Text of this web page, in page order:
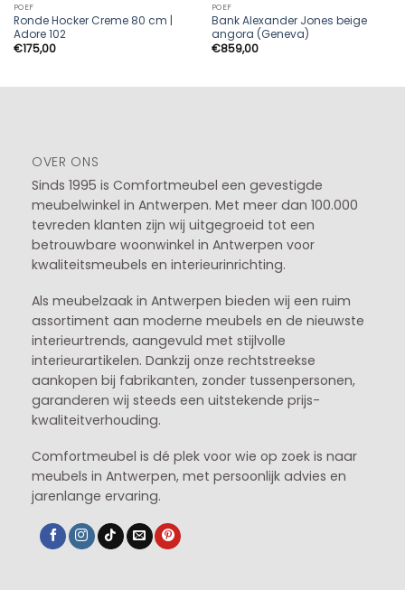
POEF
Ronde Hocker Creme 80 cm |
Adore 102
€175,00
POEF
Bank Alexander Jones beige
angora (Geneva)
€859,00
OVER ONS
Sinds 1995 is Comfortmeubel een gevestigde
meubelwinkel in Antwerpen. Met meer dan 100.000
tevreden klanten zijn wij uitgegroeid tot een
betrouwbare woonwinkel in Antwerpen voor
kwaliteitsmeubels en interieurinrichting.
Als meubelzaak in Antwerpen bieden wij een ruim
assortiment aan moderne meubels en de nieuwste
interieurtrends, aangevuld met stijlvolle
interieurartikelen. Dankzij onze rechtstreekse
aankopen bij fabrikanten, zonder tussenpersonen,
garanderen wij steeds een uitstekende prijs-
kwaliteitverhouding.
Comfortmeubel is dé plek voor wie op zoek is naar
meubels in Antwerpen, met persoonlijk advies en
jarenlange ervaring.